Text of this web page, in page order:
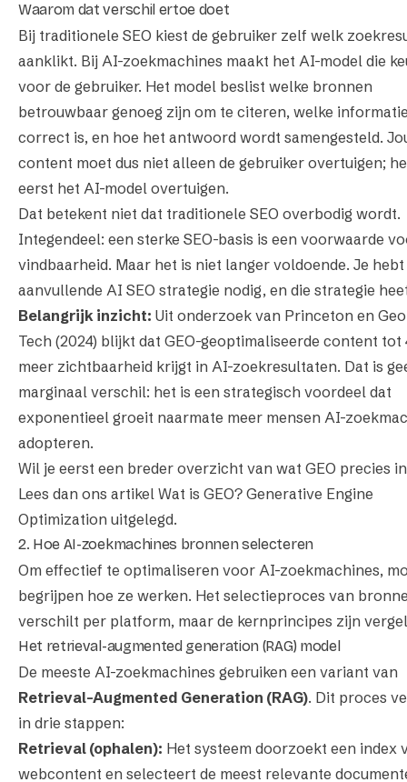
Waarom dat verschil ertoe doet
Bij traditionele SEO kiest de gebruiker zelf welk
aanklikt. Bij AI-zoekmachines maakt het AI-model die
voor de gebruiker. Het model beslist welke bronnen
betrouwbaar genoeg zijn om te citeren, welke
correct is, en hoe het antwoord wordt samengesteld.
content moet dus niet alleen de gebruiker overtuigen;
eerst het AI-model overtuigen.
Dat betekent niet dat traditionele SEO overbodig wordt.
Integendeel: een sterke SEO-basis is een voorwaarde
vindbaarheid. Maar het is niet langer voldoende. Je
aanvullende AI SEO strategie nodig, en die strategie
Belangrijk inzicht: Uit onderzoek van Princeton en
Tech (2024) blijkt dat GEO-geoptimaliseerde content tot
meer zichtbaarheid krijgt in AI-zoekresultaten. Dat is
marginaal verschil: het is een strategisch voordeel dat
exponentieel groeit naarmate meer mensen AI-
adopteren.
Wil je eerst een breder overzicht van wat GEO precies
Lees dan ons artikel Wat is GEO? Generative Engine
Optimization uitgelegd.
2. Hoe AI-zoekmachines bronnen selecteren
Om effectief te optimaliseren voor AI-zoekmachines,
begrijpen hoe ze werken. Het selectieproces van
verschilt per platform, maar de kernprincipes zijn
Het retrieval-augmented generation (RAG) model
De meeste AI-zoekmachines gebruiken een variant van
Retrieval-Augmented Generation (RAG). Dit proces
in drie stappen:
Retrieval (ophalen): Het systeem doorzoekt een index
webcontent en selecteert de meest relevante